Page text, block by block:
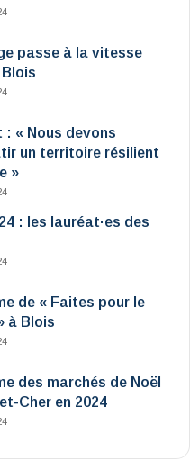
passe à la vitesse
: « Nous devons
un territoire résilient
»
: les lauréat·es des
de « Faites pour le
à Blois
des marchés de Noël
Cher en 2024